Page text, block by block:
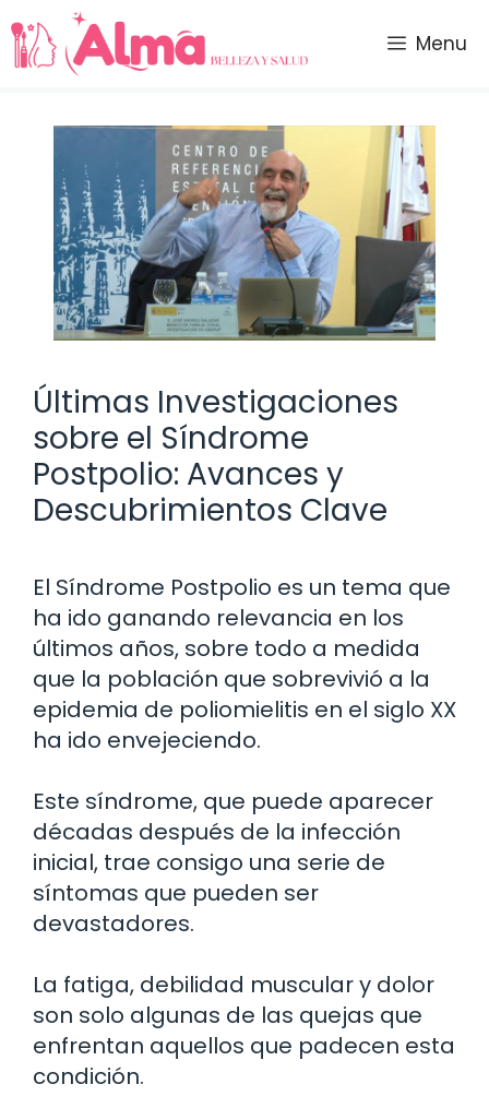
Saltar
al
contenido
Menu
Últimas Investigaciones
sobre el Síndrome
Postpolio: Avances y
Descubrimientos Clave
El Síndrome Postpolio es un tema que
ha ido ganando relevancia en los
últimos años, sobre todo a medida
que la población que sobrevivió a la
epidemia de poliomielitis en el siglo XX
ha ido envejeciendo.
Este síndrome, que puede aparecer
décadas después de la infección
inicial, trae consigo una serie de
síntomas que pueden ser
devastadores.
La fatiga, debilidad muscular y dolor
son solo algunas de las quejas que
enfrentan aquellos que padecen esta
condición.